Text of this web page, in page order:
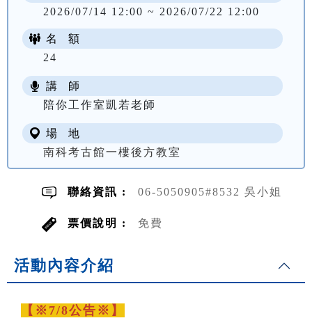
2026/07/14 12:00 ~ 2026/07/22 12:00
名 額
24
講 師
陪你工作室凱若老師
場 地
南科考古館一樓後方教室
聯絡資訊 : 06-5050905#8532 吳小姐
票價說明 : 免費
活動內容介紹
【※7/8公告※】